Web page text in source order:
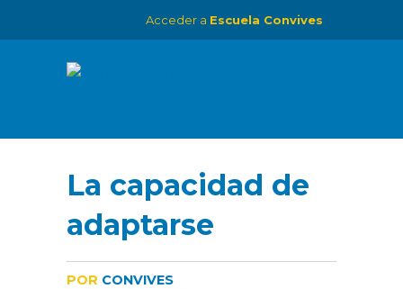
Acceder a Escuela Convives
La capacidad de
adaptarse
POR CONVIVES